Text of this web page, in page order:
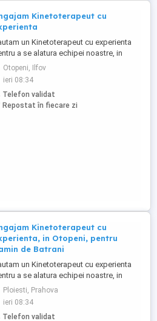
Kinetoterapeut cu
un Kinetoterapeut cu experienta
a se alatura echipei noastre, in
Centrului de Asistenta Medicala,
si Ingrijire Persoane Varstnice
OTOPENI. Angajam si persoane din
Cazare si masa asigurate in
optime. Candidatul ideal va fi o
Otopeni, Ilfov
ieri 08:34
Telefon validat
Repostat în fiecare zi
Kinetoterapeut cu
in Otopeni, pentru
de Batrani
un Kinetoterapeut cu experienta
a se alatura echipei noastre, in
Centrului de Asistenta Medicala,
si Ingrijire Persoane Varstnice
OTOPENI. Candidatul ideal va fi o
dedicata, cu pasiune pentru
Ploiesti, Prahova
ieri 08:34
Telefon validat